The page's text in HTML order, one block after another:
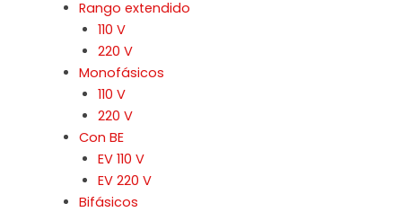
Rango extendido
110 V
220 V
Monofásicos
110 V
220 V
Con BE
EV 110 V
EV 220 V
Bifásicos